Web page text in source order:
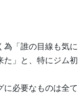
為「誰の目線も気に
た」と、特にジム初
に必要なものは全て